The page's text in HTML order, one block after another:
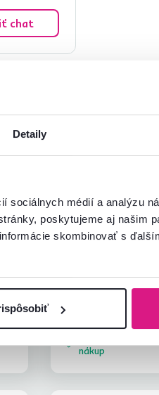
Detaily
sociálnych médií a analýzu
poskytujeme aj našim
skombinovať s
chat
Slovensko
veľmi profesionálne
po všetkých stránkach
nákup